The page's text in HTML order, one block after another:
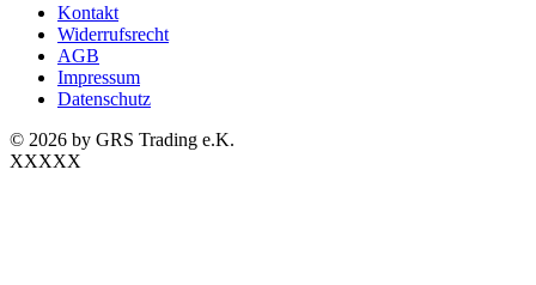
Kontakt
Widerrufsrecht
AGB
Impressum
Datenschutz
© 2026 by GRS Trading e.K.
XXXXX